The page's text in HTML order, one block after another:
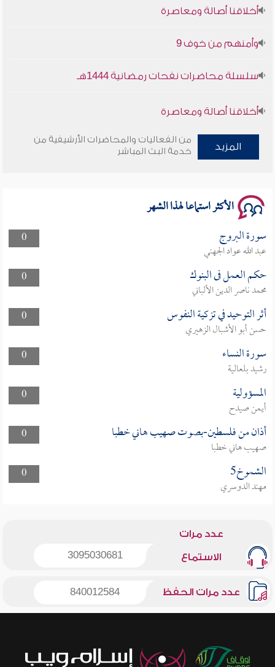
أخلاقنا أصالة ومعاصرة
وأمنهم من خوف 9
سلسلة محاضرات نفحات رمضانية 1444هـ
أخلاقنا أصالة ومعاصرة
وأمنهم من خوف 9
المزيد
من الفعاليات والمحاضرات الأرشيفية من
خدمة البث المباشر
الأكثر استماعا لهذا الشهر
0 سورة البروج
عبد الله عواد الجهني
0
حكم العمل فى البنوك
محمد ناصر الدين الألباني
0
أثر التوحيد في تزكية النفوس
حسن أبو الأشبال الزهيري
0
سورة النساء
رشيد بلعالية
0
المسؤولية
أيمن صيدح
0
أذان من فلسطين-بصوت صهيب هاني خطبا
صهيب هاني خطبا
0
الشموخ5
مهند الدوسري
عدد مرات
الاستماع 3095030681
عدد مرات الحفظ 840012584